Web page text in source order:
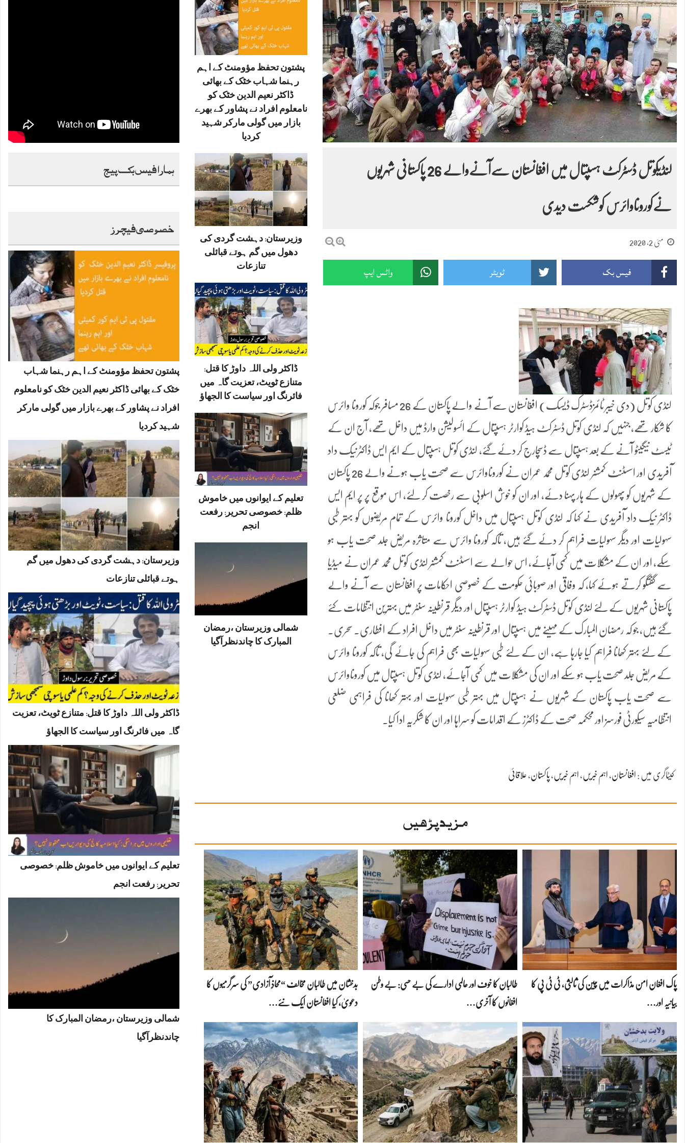
پشتون تحفظ مؤومنٹ کے اہم
رہنما شہاب خٹک کے بھائی
ڈاکٹر نعیم الدین خٹک کو
نامعلوم افراد نے پشاور کے بھرے
بازار میں گولی مارکر شہید
کردیا
وزیرستان: دہشت گردی کی
دھول میں گم ہوتے قبائلی
تنازعات
ڈاکٹر ولی اللہ داوڑ کا قتل:
متنازع ٹویٹ، تعزیت گاہ میں
فائرنگ اور سیاست کا الجھاؤ
تعلیم کے ایوانوں میں خاموش
ظلم: خصوصی تحریر: رفعت
انجم
شمالی وزیرستان ،رمضان
المبارک کا چاندنظرآگیا
لنڈیکوتل ڈسٹرکٹ ہسپتال میں افغانستان سےآنےوالے 26 پاکستانی شہریوں
نےکوروناوائرس کوشکست دیدی
مئی 2, 2020
فیس بک ٹویٹر واٹس ایپ
لنڈی کوتل (دی خیبر ٹائمزڈسٹرک ڈیسک) افغانستان سے آنے والے پاکستان کے 26 مسافر جوکہ کورونا وائرس
کا شکار تھے، جنہیں کہ لنڈی کوتل ڈسٹرکٹ ہیڈ کوارٹر ہسپتال کے ائسولیشن وارڈ میں داخل تھے، آج ان کے
ٹیسٹ نیگیٹو آنے کے بعد ہسپتال سے ڈسچارج کر دئے گئے، لنڈی کوتل ہسپتال کے ایم ایس ڈاکٹر نیک داد
آفریدی اور اسسٹنٹ کمشنر لنڈی کوتل محمد عمران نے کوروناوائرس سے صحت یاب ہونے والے 26 پاکستان
کے شہریوں کو پھولوں کے ہار پہنا دئے، اور ان کو خوش اسلوبی سے رخصت کر لئے، اس موقع پر پر ایم ایس
ڈاکٹر نیک داد آفریدی نے کہا کہ لنڈی کوتل ہسپتال میں داخل کورونا وائرس کے تمام مریضوں کو بہتر طبی
سہولیات اور دیگر سہولیات فراہم کر دئے گئے ہیں، تاکہ کورونا وائرس سے متاثرہ مریض جلد صحت یاب ہو
سکے، اور ان کے مشکلات میں کمی آجائے، اس حوالے سے اسسٹنٹ کمشنر لنڈی کوتل محمد عمران نے میڈیا
سے گفتگو کرتے ہوئے کہا، کہ وفاقی اور صوبائی حکومت کے خصوصی احکامات پر افغانستان سے آنے والے
پاکستانی شہریوں کے لئے لنڈی کوتل ڈسٹرکٹ ہیڈ کوارٹر ہسپتال اور دیگر قرنطینہ سنٹر میں بہترین انتظامات کئے
گئے ہیں، جو کہ رمضان المبارک کے مہینے میں ہسپتال اور قرنطینہ سنٹر میں داخل افراد کے افطاری. سحری.
کے لئے بہتر کھانا فراہم کیا جارہا ہے، ان کے لئے طبی سہولیات بھی فراہم کی جائے گی، تاکہ کورونا وائرس
کے مریض جلد صحت یاب ہو سکے اور ان کی مشکلات میں کمی آجائے، لنڈی کوتل ہسپتال میں کوروناوائرس
سے صحت یاب پاکستان کے شہریوں نے ہسپتال میں بہتر طبی سہولیات اور بہتر کھانا کی فراہمی ضلعی
انتظامیہ سیکورٹی فورسز اور محکمہ صحت کے ڈاکٹرز کے اقدامات کو سراہا اور ان کا شکریہ ادا کیا۔
کیٹاگری میں : افغانستان، اہم خبریں، اہم خبریں، پاکستان، علاقائی
مزید پڑھیں
پاک افغان امن مذاکرات میں چین کی ثالثی، ٹی ٹی پی کا
بیانیہ اور…
طالبان کا خوف اور عالمی ادارے کی بے حسی: بے وطن
افغانوں کا آخری…
بدخشان میں طالبان مخالف “محاذِ آزادی” کی سرگرمیوں کا
دعویٰ، کیا افغانستان ایک نئے…
ہمارا فیس بک پیج
خصوصی فیچرز
پشتون تحفظ مؤومنٹ کے اہم رہنما شہاب
خٹک کے بھائی ڈاکٹر نعیم الدین خٹک کو نامعلوم
افراد نے پشاور کے بھرے بازار میں گولی مارکر
شہید کردیا
وزیرستان: دہشت گردی کی دھول میں گم
ہوتے قبائلی تنازعات
ڈاکٹر ولی اللہ داوڑ کا قتل: متنازع ٹویٹ، تعزیت
گاہ میں فائرنگ اور سیاست کا الجھاؤ
تعلیم کے ایوانوں میں خاموش ظلم: خصوصی
تحریر: رفعت انجم
شمالی وزیرستان ،رمضان المبارک کا
چاندنظرآگیا